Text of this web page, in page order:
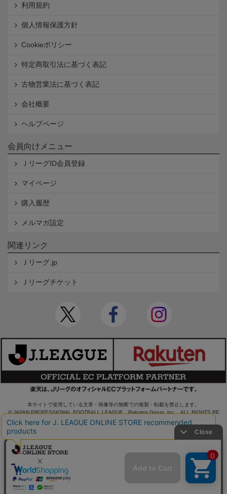
利用規約
個人情報保護方針
Cookieポリシー
特定商取引法に基づく表記
古物営業法に基づく表記
会社概要
ヘルプページ
会員向けメニュー
ＪリーグID会員登録
マイページ
購入履歴
メルマガ設定
関連リンク
Ｊリーグ.jp
Ｊリーグチケット
本サイトで使用している文章・画像等の無断での複製・転載を禁止します。
© JAPAN PROFESSIONAL FOOTBALL LEAGUE Rakuten Group, Inc. ALL RIGHTS RE
SERVED.